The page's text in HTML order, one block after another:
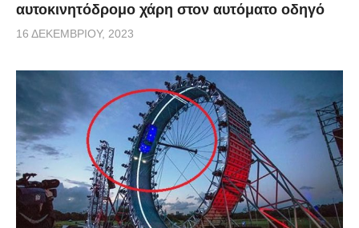
αυτοκινητόδρομο χάρη στον αυτόματο οδηγό
16 ΔΕΚΕΜΒΡΊΟΥ, 2023